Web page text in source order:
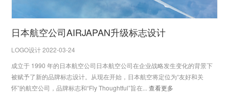
日本航空公司AIRJAPAN升级标志设计
LOGO设计 2022-03-24
成立于 1990 年的日本航空公司日本航空公司在企业战略发生变化的背景下
被赋予了新的品牌标志设计。从现在开始，日本航空将定位为“友好和关
怀”的航空公司，品牌标志和“Fly Thoughtful”旨在...查看更多